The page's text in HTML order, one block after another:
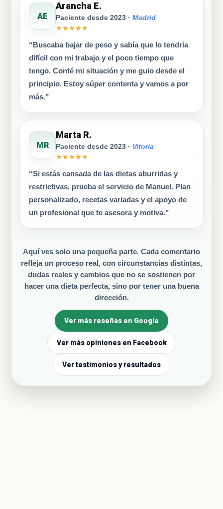
AE
Arancha E.
Paciente desde 2023 · Madrid
★★★★★
“Buscaba bajar de peso y sabía que lo tendría
difícil con mi trabajo y el poco tiempo que
tengo. Conté mi situación y me guio desde el
principio. Estoy súper contenta y vamos a por
más.”
MR
Marta R.
Paciente desde 2023 · Vitoria
★★★★★
“Si estás cansada de las dietas aburridas y
restrictivas, prueba el servicio de Manuel. Plan
personalizado, recetas variadas y el apoyo de
un profesional que te asesora y motiva.”
Aquí ves solo una pequeña parte. Cada comentario
refleja un proceso real, con circunstancias distintas,
dudas reales y cambios que no se sostienen por
hacer una dieta perfecta, sino por tener una buena
dirección.
Ver más reseñas en Google
Ver más opiniones en Facebook
Ver testimonios y resultados